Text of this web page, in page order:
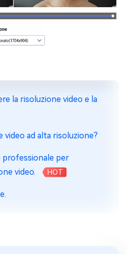
la risoluzione video e la
video ad alta risoluzione?
professionale per
video.
HOT